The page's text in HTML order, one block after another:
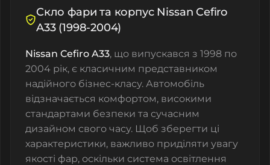
Cкло фари та корпус Nissan Cefiro
A33 (1998-2004)
Nissan Cefiro A33, що випускався з 1998 по
2004 рік, є класичним представником
надійного бізнес-класу. Автомобіль
відзначається комфортом, високими
стандартами безпеки та сучасним
дизайном свого часу. Щоб зберегти ці
характеристики, важливо приділяти увагу
якості фар, оскільки система освітлення